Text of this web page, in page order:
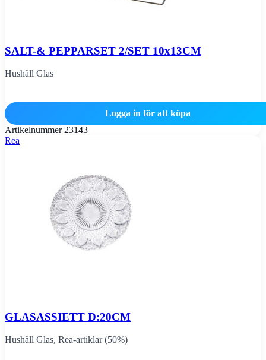
SALT-& PEPPARSET 2/SET 10x13CM
Hushåll Glas
Logga in för att köpa
Artikelnummer 23143
Rea
GLASASSIETT D:20CM
Hushåll Glas, Rea-artiklar (50%)